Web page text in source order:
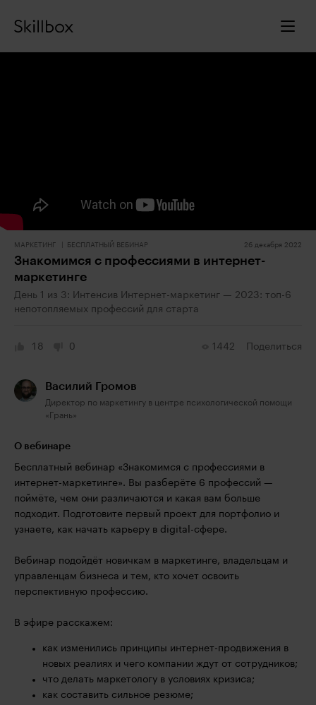
МАРКЕТИНГ БЕСПЛАТНЫЙ ВЕБИНАР 26 декабря 2022
Знакомимся с профессиями в интернет-
маркетинге
День 1 из 3: Интенсив Интернет-маркетинг — 2023: топ-6
непотопляемых профессий для старта
18 0 1442 Поделиться
Василий Громов
Директор по маркетингу в центре психологической помощи
«Грань»
О вебинаре
Бесплатный вебинар «Знакомимся с профессиями в
интернет-маркетинге». Вы разберёте 6 профессий —
поймёте, чем они различаются и какая вам больше
подходит. Подготовите первый проект для портфолио и
узнаете, как начать карьеру в digital-сфере.
Вебинар подойдёт новичкам в маркетинге, владельцам и
управленцам бизнеса и тем, кто хочет освоить
перспективную профессию.
В эфире расскажем:
как изменились принципы интернет-продвижения в
новых реалиях и чего компании ждут от сотрудников;
что делать маркетологу в условиях кризиса;
как составить сильное резюме;